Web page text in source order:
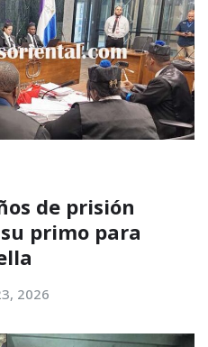
de prisión
primo para
2026